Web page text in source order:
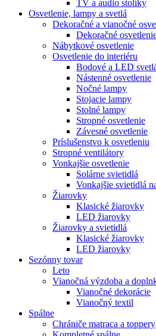
TV a audio stolíky
Osvetlenie, lampy a svetlá
Dekoračné a vianočné
Dekoračné
Nábytkové osvetlenie
Osvetlenie do interiéru
Bodové a LED
Nástenné osvetlenie
Nočné lampy
Stojacie lampy
Stolné lampy
Stropné osvetlenie
Závesné osvetlenie
Príslušenstvo k osvetleniu
Stropné ventilátory
Vonkajšie osvetlenie
Solárne svietidlá
Vonkajšie svietidlá
Žiarovky
Klasické žiarovky
LED žiarovky
Žiarovky a svietidlá
Klasické žiarovky
LED žiarovky
Sezónny tovar
Leto
Vianočná výzdoba a
Vianočné dekorácie
Vianočný textil
Spálne
Chrániče matraca a toppery